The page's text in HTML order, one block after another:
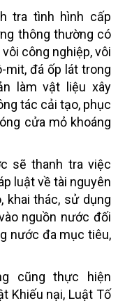
tra tình hình cấp
thông thường có
công nghiệp, vôi
mit, đá ốp lát trong
làm vật liệu xây
tác cải tạo, phục
cửa mỏ khoáng
sẽ thanh tra việc
luật về tài nguyên
khai thác, sử dụng
nguồn nước đối
nước đa mục tiêu,
cũng thực hiện
Khiếu nại, Luật Tố